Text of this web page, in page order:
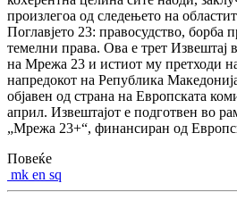
произлегоа од следењето на
Поглавјето 23: правосудство, борба
темелни права. Ова е трет Извештај
на Мрежа 23 и истиот му претходи
напредокот на Република
објавен од страна на Европската
април. Извештајот е подготвен во
„Мрежа 23+“, финансиран од
Повеќе
mk en sq